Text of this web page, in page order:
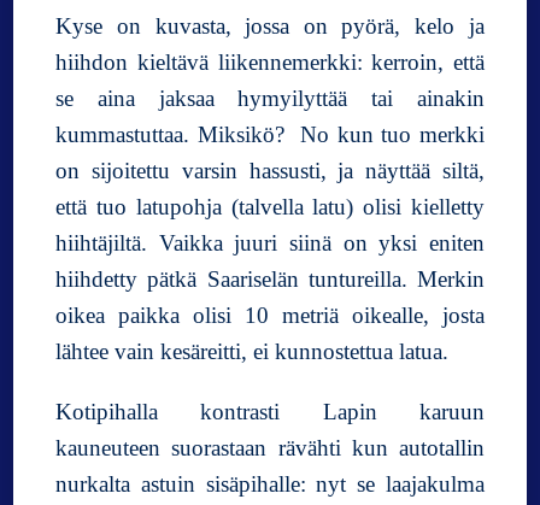
Kyse on kuvasta, jossa on pyörä, kelo ja
hiihdon kieltävä liikennemerkki: kerroin, että
se aina jaksaa hymyilyttää tai ainakin
kummastuttaa. Miksikö? No kun tuo merkki
on sijoitettu varsin hassusti, ja näyttää siltä,
että tuo latupohja (talvella latu) olisi kielletty
hiihtäjiltä. Vaikka juuri siinä on yksi eniten
hiihdetty pätkä Saariselän tuntureilla. Merkin
oikea paikka olisi 10 metriä oikealle, josta
lähtee vain kesäreitti, ei kunnostettua latua.
Kotipihalla kontrasti Lapin karuun
kauneuteen suorastaan rävähti kun autotallin
nurkalta astuin sisäpihalle: nyt se laajakulma